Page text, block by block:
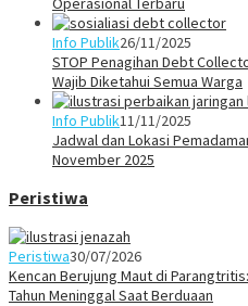
Info Publik26/11/2025
STOP Penagihan Debt
Wajib Diketahui Semua Warga
Info Publik11/11/2025
Jadwal dan Lokasi
November 2025
Peristiwa
Peristiwa30/07/2026
Kencan Berujung Maut di
Tahun Meninggal Saat Berduaan